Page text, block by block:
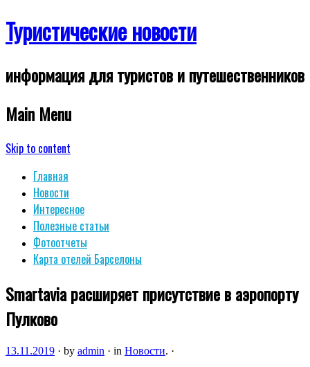
Туристические новости
информация для туристов и путешественников
Main Menu
Skip to content
Главная
Новости
Интересное
Полезные статьи
Фотоотчеты
Карта отелей Барселоны
Smartavia расширяет присутствие в аэропорту
Пулково
13.11.2019 · by admin · in Новости. ·